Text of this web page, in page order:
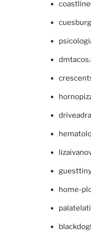
home-